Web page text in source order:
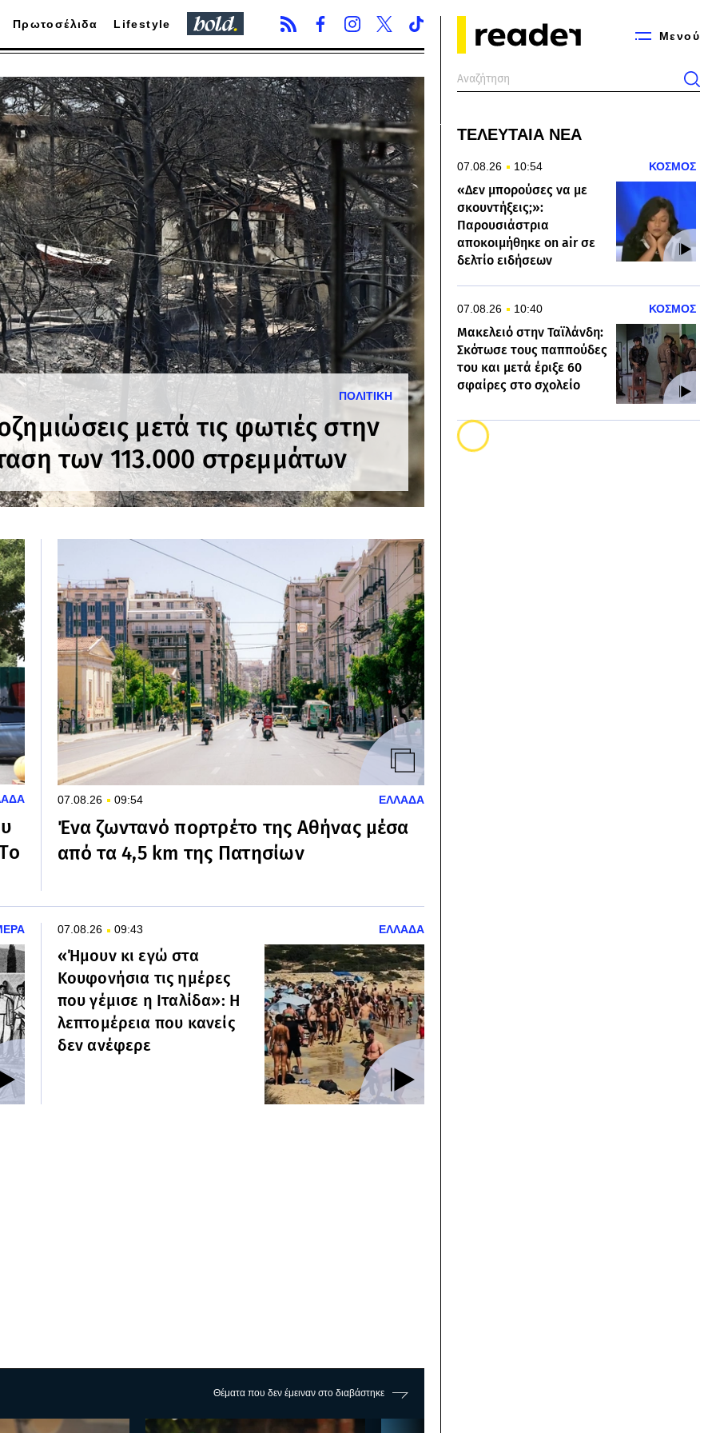
Μενού
Πρωτοσέλιδα Lifestyle
ΠΟΛΙΤΙΚΗ
μετά τις φωτιές στην
των 113.000 στρεμμάτων
07.08.26 09:54 ΕΛΛΑΔΑ
Ένα ζωντανό πορτρέτο της Αθήνας μέσα
από τα 4,5 km της Πατησίων
07.08.26 09:43 ΕΛΛΑΔΑ
«Ήμουν κι εγώ στα
Κουφονήσια τις ημέρες
που γέμισε η Ιταλίδα»: Η
λεπτομέρεια που κανείς
δεν ανέφερε
Θέματα που δεν έμειναν στο διαβάστηκε
ΤΕΛΕΥΤΑΙΑ ΝΕΑ
07.08.26 10:54 ΚΟΣΜΟΣ
«Δεν μπορούσες να με
σκουντήξεις;»:
Παρουσιάστρια
αποκοιμήθηκε on air σε
δελτίο ειδήσεων
07.08.26 10:40 ΚΟΣΜΟΣ
Μακελειό στην Ταϊλάνδη:
Σκότωσε τους παππούδες
του και μετά έριξε 60
σφαίρες στο σχολείο